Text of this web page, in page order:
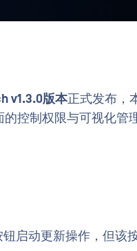
v1.3.0版本正式发布，
控制权限与可视化管
启动更新操作，但该